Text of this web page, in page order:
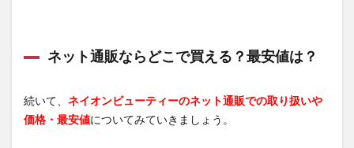
ネット通販ならどこで買える？最安値は？
続いて、 ネイオンビューティーのネット通販での取り扱いや
価格・最安値についてみていきましょう。